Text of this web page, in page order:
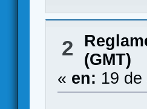
2
(GMT)
« en: 19